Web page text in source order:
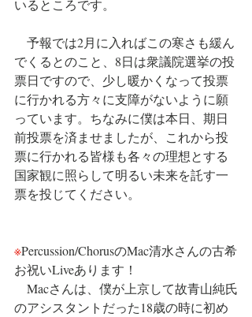
いるところです。
予報では2月に入ればこの寒さも緩ん
でくるとのこと、8日は衆議院選挙の投
票日ですので、少し暖かくなって投票
に行かれる方々に支障がないように願
っています。ちなみに僕は本日、期日
前投票を済ませましたが、これから投
票に行かれる皆様も各々の理想とする
国家観に照らして明るい未来を託す一
票を投じてください。
※Percussion/ChorusのMac清水さんの古希
お祝いLiveあります！
Macさんは、僕が上京して故青山純氏
のアシスタントだった18歳の時に初め